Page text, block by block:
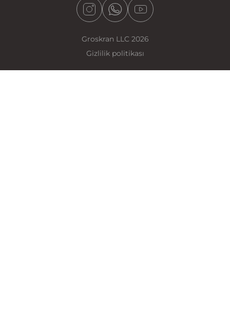
Groskran LLC 2026
Gizlilik politikası